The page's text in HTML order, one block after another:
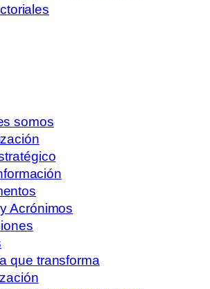
somos
Acrónimos
que transforma